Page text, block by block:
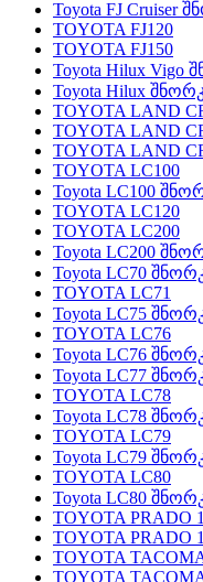
Toyota FJ Cruiser
TOYOTA FJ120
TOYOTA FJ150
Toyota Hilux Vigo
Toyota Hilux
TOYOTA LAND
TOYOTA LAND
TOYOTA LAND
TOYOTA LC100
Toyota LC100
TOYOTA LC120
TOYOTA LC200
Toyota LC200
Toyota LC70
TOYOTA LC71
Toyota LC75
TOYOTA LC76
Toyota LC76
Toyota LC77
TOYOTA LC78
Toyota LC78
TOYOTA LC79
Toyota LC79
TOYOTA LC80
Toyota LC80
TOYOTA PRADO
TOYOTA PRADO
TOYOTA
TOYOTA